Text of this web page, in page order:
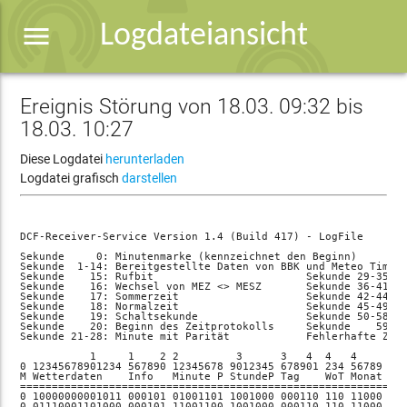
Logdateiansicht
menu
Ereignis Störung von 18.03. 09:32 bis
18.03. 10:27
Diese Logdatei herunterladen
Logdatei grafischdarstellen
DCF-Receiver-Service Version 1.4 (Build 417) - LogFile
Sekunde     0: Minutenmarke (kennzeichnet den Beginn)
Sekunde  1-14: Bereitgestellte Daten von BBK und Meteo Time
Sekunde    15: Rufbit                        Sekunde 29-35:
Sekunde    16: Wechsel von MEZ <> MESZ       Sekunde 36-41:
Sekunde    17: Sommerzeit                    Sekunde 42-44:
Sekunde    18: Normalzeit                    Sekunde 45-49:
Sekunde    19: Schaltsekunde                 Sekunde 50-58:
Sekunde    20: Beginn des Zeitprotokolls     Sekunde    59:
Sekunde 21-28: Minute mit Parität            Fehlerhafte
           1     1    2 2         3      3   4  4   4     5
0 12345678901234 567890 12345678 9012345 678901 234 56789
M Wetterdaten    Info   Minute P StundeP Tag    WoT
0 10000000001011 000101 01001101 1001000 000110 110